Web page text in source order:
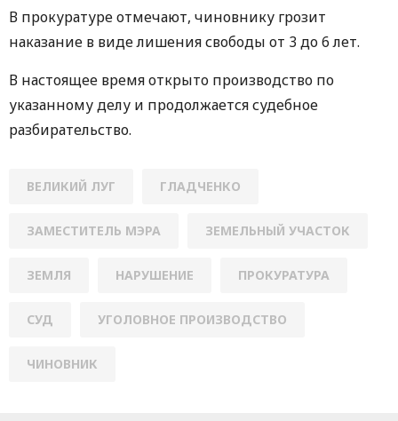
В прокуратуре отмечают, чиновнику грозит
наказание в виде лишения свободы от 3 до 6 лет.
В настоящее время открыто производство по
указанному делу и продолжается судебное
разбирательство.
ВЕЛИКИЙ ЛУГ ГЛАДЧЕНКО
ЗАМЕСТИТЕЛЬ МЭРА ЗЕМЕЛЬНЫЙ УЧАСТОК
ЗЕМЛЯ НАРУШЕНИЕ ПРОКУРАТУРА
СУД УГОЛОВНОЕ ПРОИЗВОДСТВО
ЧИНОВНИК